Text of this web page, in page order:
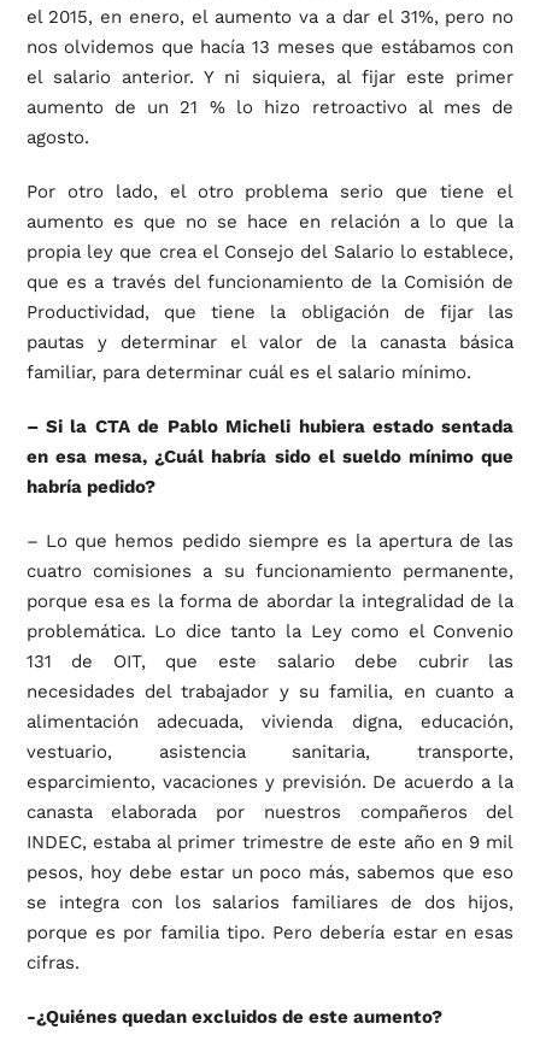
el 2015, en enero, el aumento va a dar el 31%, pero no
nos olvidemos que hacía 13 meses que estábamos con
el salario anterior. Y ni siquiera, al fijar este primer
aumento de un 21 % lo hizo retroactivo al mes de
agosto.
Por otro lado, el otro problema serio que tiene el
aumento es que no se hace en relación a lo que la
propia ley que crea el Consejo del Salario lo establece,
que es a través del funcionamiento de la Comisión de
Productividad, que tiene la obligación de fijar las
pautas y determinar el valor de la canasta básica
familiar, para determinar cuál es el salario mínimo.
– Si la CTA de Pablo Micheli hubiera estado sentada
en esa mesa, ¿Cuál habría sido el sueldo mínimo que
habría pedido?
– Lo que hemos pedido siempre es la apertura de las
cuatro comisiones a su funcionamiento permanente,
porque esa es la forma de abordar la integralidad de la
problemática. Lo dice tanto la Ley como el Convenio
131 de OIT, que este salario debe cubrir las
necesidades del trabajador y su familia, en cuanto a
alimentación adecuada, vivienda digna, educación,
vestuario, asistencia sanitaria, transporte,
esparcimiento, vacaciones y previsión. De acuerdo a la
canasta elaborada por nuestros compañeros del
INDEC, estaba al primer trimestre de este año en 9 mil
pesos, hoy debe estar un poco más, sabemos que eso
se integra con los salarios familiares de dos hijos,
porque es por familia tipo. Pero debería estar en esas
cifras.
-¿Quiénes quedan excluidos de este aumento?